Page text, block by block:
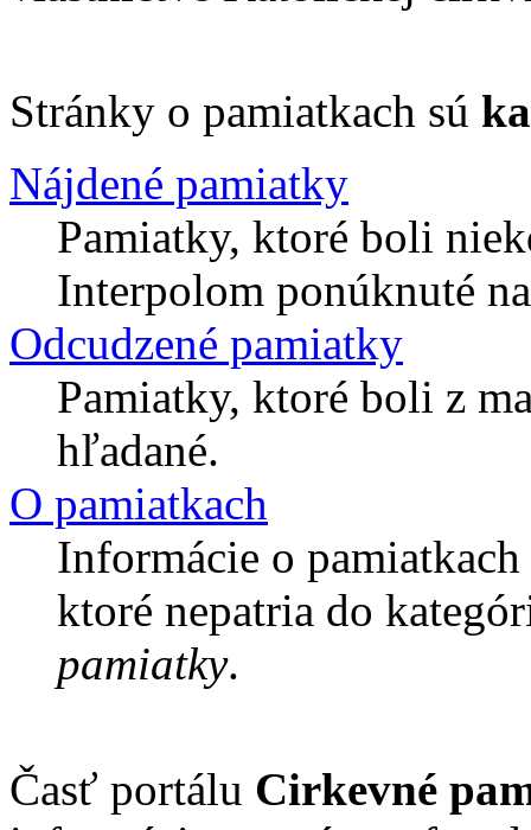
Stránky o pamiatkach sú
Nájdené pamiatky
Pamiatky, ktoré boli
Interpolom ponúknuté
Odcudzené pamiatky
Pamiatky, ktoré boli z
hľadané.
O pamiatkach
Informácie o
ktoré nepatria do
pamiatky.
Časť portálu Cirkevné